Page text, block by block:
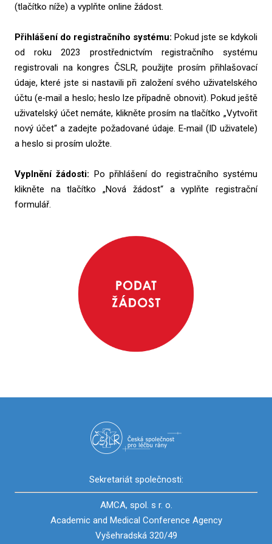
(tlačítko níže) a vyplňte online žádost.
Přihlášení do registračního systému: Pokud jste se kdykoli
od roku 2023 prostřednictvím registračního systému
registrovali na kongres ČSLR, použijte prosím přihlašovací
údaje, které jste si nastavili při založení svého uživatelského
účtu (e‑mail a heslo; heslo lze případně obnovit). Pokud ještě
uživatelský účet nemáte, klikněte prosím na tlačítko „Vytvořit
nový účet“ a zadejte požadované údaje. E‑mail (ID uživatele)
a heslo si prosím uložte.
Vyplnění žádosti: Po přihlášení do registračního systému
klikněte na tlačítko „Nová žádost“ a vyplňte registrační
formulář.
Sekretariát společnosti:
AMCA, spol. s r. o.
Academic and Medical Conference Agency
Vyšehradská 320/49